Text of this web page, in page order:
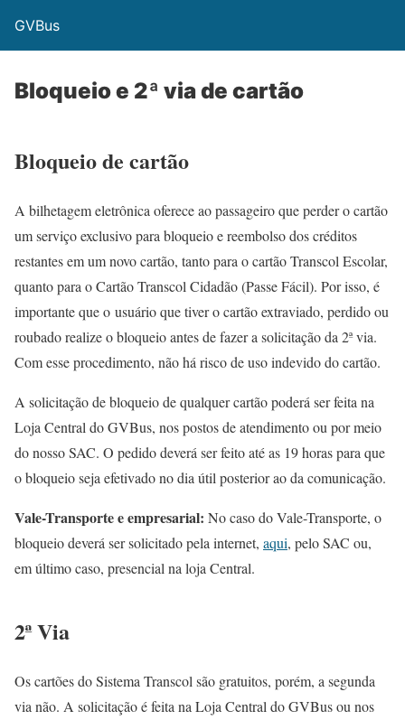
GVBus
Bloqueio e 2ª via de cartão
Bloqueio de cartão
A bilhetagem eletrônica oferece ao passageiro que perder o cartão
um serviço exclusivo para bloqueio e reembolso dos créditos
restantes em um novo cartão, tanto para o cartão Transcol Escolar,
quanto para o Cartão Transcol Cidadão (Passe Fácil). Por isso, é
importante que o usuário que tiver o cartão extraviado, perdido ou
roubado realize o bloqueio antes de fazer a solicitação da 2ª via.
Com esse procedimento, não há risco de uso indevido do cartão.
A solicitação de bloqueio de qualquer cartão poderá ser feita na
Loja Central do GVBus, nos postos de atendimento ou por meio
do nosso SAC. O pedido deverá ser feito até as 19 horas para que
o bloqueio seja efetivado no dia útil posterior ao da comunicação.
Vale-Transporte e empresarial: No caso do Vale-Transporte, o
bloqueio deverá ser solicitado pela internet, aqui, pelo SAC ou,
em último caso, presencial na loja Central.
2ª Via
Os cartões do Sistema Transcol são gratuitos, porém, a segunda
via não. A solicitação é feita na Loja Central do GVBus ou nos